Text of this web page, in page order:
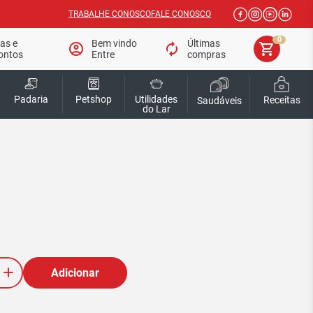
TRABALHE CONOSCOFALE CONOSCO
e
account_circle
Bem vindo
Entre
autorenew
Últimas
compras
shopping_cart
0
Padaria Petshop
Utilidades
do Lar
Saudáveis Receitas
Adicionar